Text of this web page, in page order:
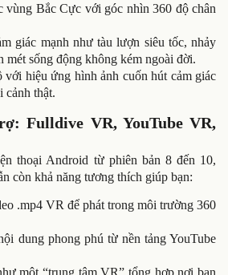
vùng Bắc Cực với góc nhìn 360 độ chân
giác mạnh như tàu lượn siêu tốc, nhảy
mét sống động không kém ngoài đời.
với hiệu ứng hình ảnh cuốn hút cảm giác
cảnh thật.
Fulldive VR, YouTube VR,
thoại Android từ phiên bản 8 đến 10,
còn khả năng tương thích giúp bạn:
.mp4 VR để phát trong môi trường 360
dung phong phú từ nền tảng YouTube